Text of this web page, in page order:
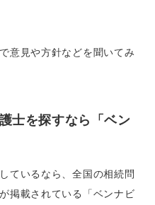
意見や方針などを聞いてみ
士を探すなら「ベン
ているなら、全国の相続問
掲載されている「ベンナビ